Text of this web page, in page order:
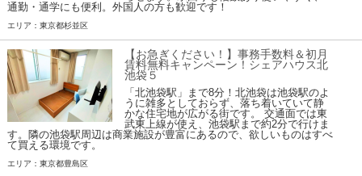
通勤・通学にも便利。外国人の方も歓迎です！
エリア：東京都杉並区
【お急ぎください！】事務手数料＆初月
賃料無料キャンペーン！シェアハウス北
池袋５
「北池袋駅」まで8分！北池袋は池袋駅のよ
うに雑多としておらず、落ち着いていて静
かな住宅地が広がる街です。 交通面では東
武東上線が使え、池袋駅まで約2分で行けま
す。隣の池袋駅周辺は商業施設が豊富にあるので、欲しいものはすべ
て買える環境です。
エリア：東京都豊島区